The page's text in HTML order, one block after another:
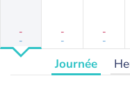
-
-
-
-
-
-
Journée